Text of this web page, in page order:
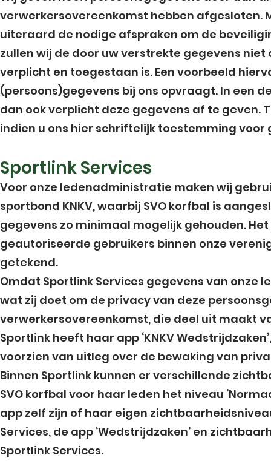
verwerkersovereenkomst hebben afgesloten.
uiteraard de nodige afspraken om de
zullen wij de door uw verstrekte gegevens
verplicht en toegestaan is. Een voorbeeld
(persoons)gegevens bij ons opvraagt. In een
dan ook verplicht deze gegevens af te geven.
indien u ons hier schriftelijk toestemming voor
Sportlink Services
Voor onze ledenadministratie maken wij
sportbond KNKV, waarbij SVO korfbal is
gegevens zo minimaal mogelijk gehouden.
geautoriseerde gebruikers binnen onze
getekend.
Omdat Sportlink Services gegevens van onze
wat zij doet om de privacy van deze
verwerkersovereenkomst, die deel uit maakt
Sportlink heeft haar app ‘KNKV
voorzien van uitleg over de bewaking van
Binnen Sportlink kunnen er verschillende
SVO korfbal voor haar leden het niveau
app zelf zijn of haar eigen
Services, de app ‘Wedstrijdzaken’ en
Sportlink Services.